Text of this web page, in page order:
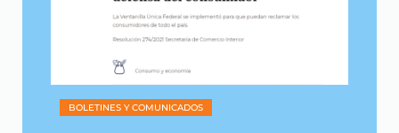
BOLETINES Y COMUNICADOS